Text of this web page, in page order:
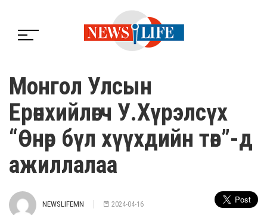
Монгол Улсын
Ерөнхийлөгч У.Хүрэлсүх
“Өнөр бүл хүүхдийн төв”-д
ажиллалаа
NEWSLIFEMN 2024-04-16